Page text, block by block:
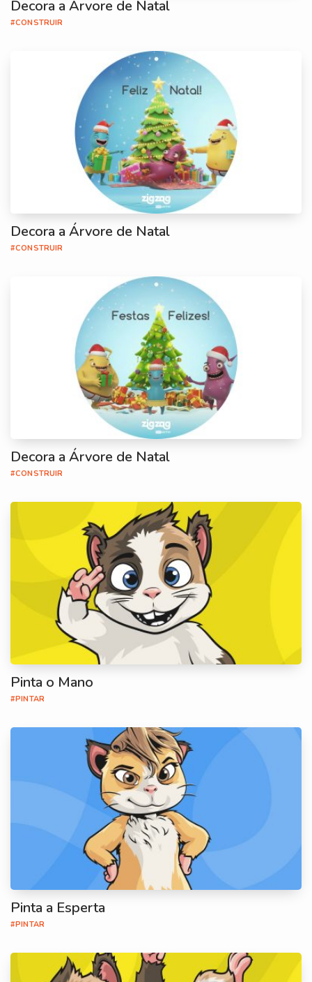
Decora a Árvore de Natal
#CONSTRUIR
Decora a Árvore de Natal
#CONSTRUIR
Decora a Árvore de Natal
#CONSTRUIR
Pinta o Mano
#PINTAR
Pinta a Esperta
#PINTAR